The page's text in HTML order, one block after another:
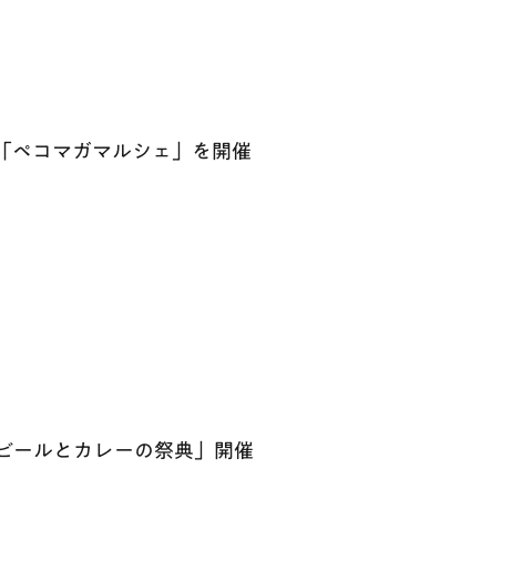
ペコマガマルシェ」を開催
ールとカレーの祭典」開催